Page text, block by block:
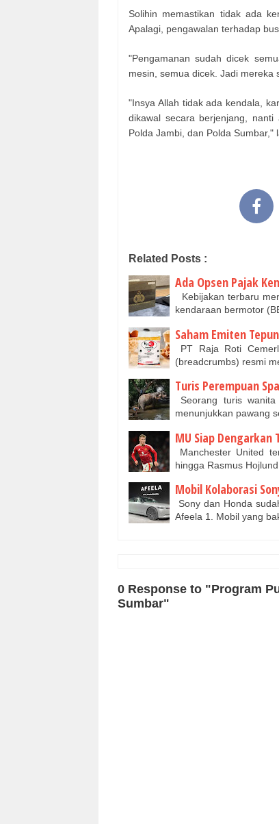
Solihin memastikan tidak ada
Apalagi, pengawalan terhadap
"Pengamanan sudah dicek
mesin, semua dicek. Jadi mereka
"Insya Allah tidak ada kendala,
dikawal secara berjenjang,
Polda Jambi, dan Polda Sumbar,"
Related Posts :
Ada Opsen Pajak
Kebijakan terbaru
kendaraan bermotor
Saham Emiten
PT Raja Roti
(breadcrumbs) resmi
Turis Perempuan
Seorang turis
menunjukkan pawang
MU Siap
Manchester United
hingga Rasmus
Mobil Kolaborasi
Sony dan Honda
Afeela 1. Mobil yang
0 Response to "Program
Sumbar"